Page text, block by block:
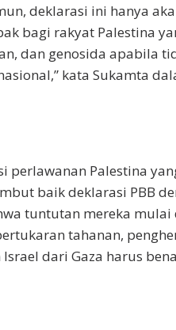
deklarasi ini hanya
bagi rakyat Palestina
dan genosida apabila
kata Sukamta
perlawanan Palestina
baik deklarasi PBB
tuntutan mereka mulai
tahanan,
dari Gaza harus